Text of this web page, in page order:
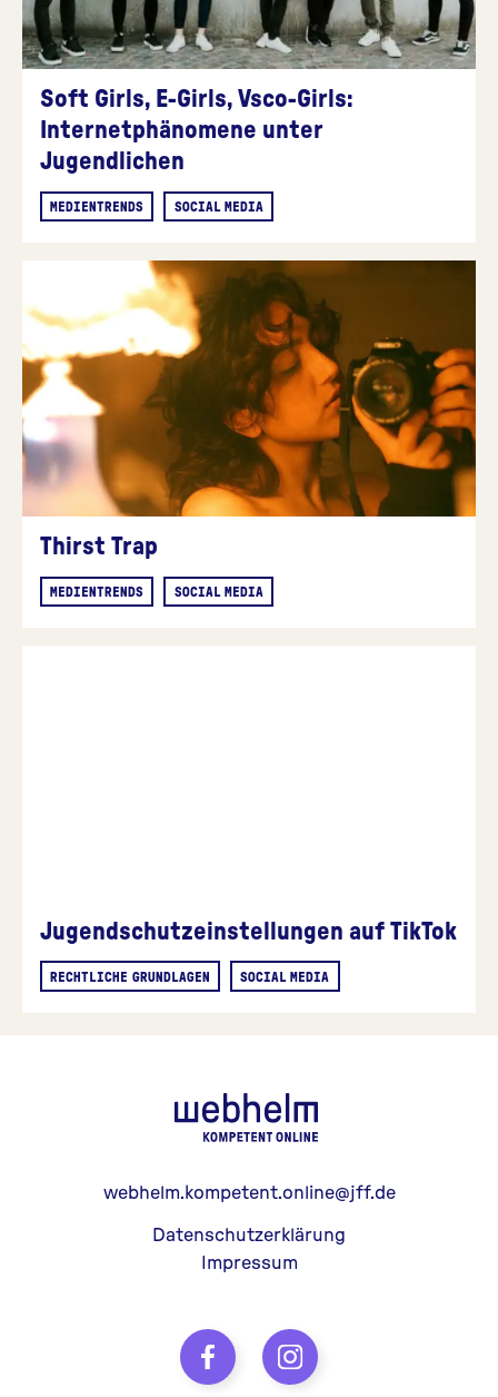
Soft Girls, E-Girls, Vsco-Girls:
Internetphänomene unter
Jugendlichen
MEDIENTRENDS SOCIAL MEDIA
Thirst Trap
MEDIENTRENDS SOCIAL MEDIA
Jugendschutzeinstellungen auf TikTok
RECHTLICHE GRUNDLAGEN SOCIAL MEDIA
webhelm.kompetent.online@jff.de
Datenschutzerklärung
Impressum